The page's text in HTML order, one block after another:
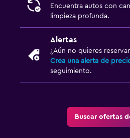
Encuentra autos con
limpieza profunda.
Alertas
¿Aún no quieres
Crea una alerta de
seguimiento.
Buscar ofertas